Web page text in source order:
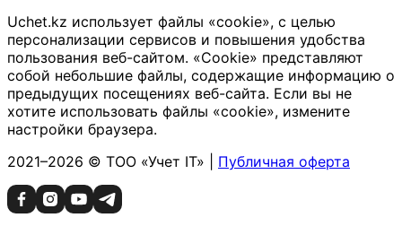
Uchet.kz использует файлы «cookie», с целью
персонализации сервисов и повышения удобства
пользования веб-сайтом. «Cookie» представляют
собой небольшие файлы, содержащие информацию о
предыдущих посещениях веб-сайта. Если вы не
хотите использовать файлы «cookie», измените
настройки браузера.
2021–2026 © ТОО «Учет IT» | Публичная оферта